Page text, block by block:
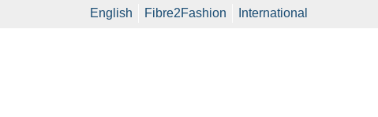
English Fibre2Fashion International